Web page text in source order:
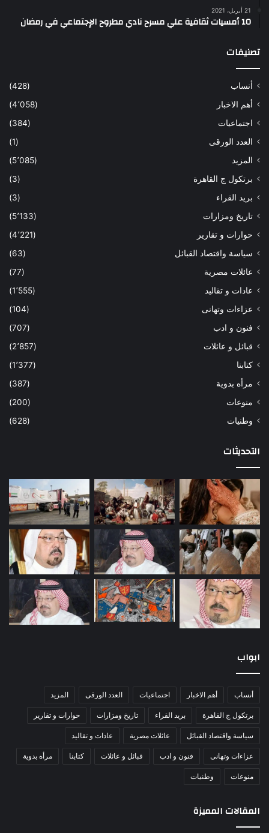
21 أبريل، 2021
10 أمسيات ثقافية علي مسرح نادي مطروح الإجتماعي في رمضان
تصنيفات
أنساب
(428)
أهم الاخبار
(4٬058)
اجتماعيات
(384)
العدد الورقى
(1)
المزيد
(5٬085)
برتكول ج القاهرة
(3)
بريد القراء
(3)
تاريخ ومزارات
(5٬133)
حوارات و تقارير
(4٬221)
سياسة واقتصاد القبائل
(63)
عائلات مصرية
(77)
عادات و تقاليد
(1٬555)
عزاءات وتهانى
(104)
فنون و ادب
(707)
قبائل و عائلات
(2٬857)
كتابنا
(1٬377)
مرأه بدوية
(387)
منوعات
(200)
وطنيات
(628)
التحديثات
ابواب
أنساب أهم الاخبار اجتماعيات العدد الورقى المزيد
برتكول ج القاهرة بريد القراء تاريخ ومزارات حوارات و تقارير
سياسة واقتصاد القبائل عائلات مصرية عادات و تقاليد
عزاءات وتهانى فنون و ادب قبائل و عائلات كتابنا مرأه بدوية
منوعات وطنيات
المقالات المميزة